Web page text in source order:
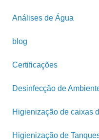
Análises de Água
blog
Certificações
Desinfecção de
Higienização de caixas
Higienização de